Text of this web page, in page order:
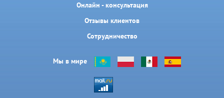
Онлайн - консультация
Отзывы клиентов
Сотрудничество
Мы в мире